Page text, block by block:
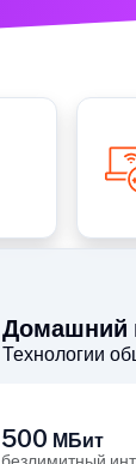
Домашний
Технологии
500 МБит